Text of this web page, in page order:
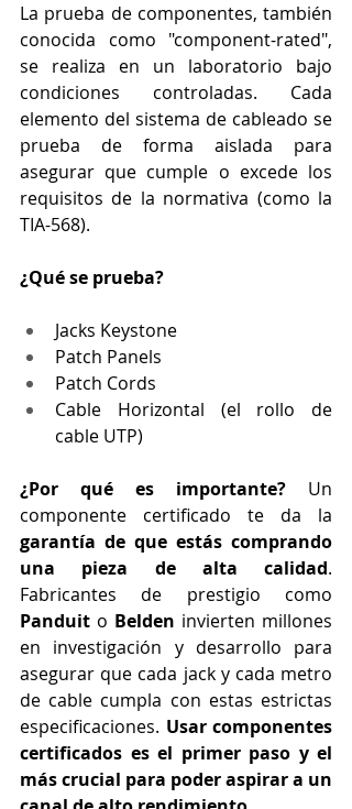
La prueba de componentes, también
conocida como "component-rated",
se realiza en un laboratorio bajo
condiciones controladas. Cada
elemento del sistema de cableado se
prueba de forma aislada para
asegurar que cumple o excede los
requisitos de la normativa (como la
TIA-568).
¿Qué se prueba?
Jacks Keystone
Patch Panels
Patch Cords
Cable Horizontal (el rollo de
cable UTP)
¿Por qué es importante? Un
garantía de que estás comprando
una pieza de alta calidad.
Panduit o Belden invierten millones
en investigación y desarrollo para
asegurar que cada jack y cada metro
de cable cumpla con estas estrictas
especificaciones. Usar componentes
certificados es el primer paso y el
más crucial para poder aspirar a un